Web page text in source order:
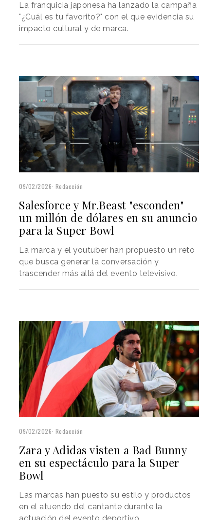
La franquicia japonesa ha lanzado la campaña
"¿Cuál es tu favorito?" con el que evidencia su
impacto cultural y de marca.
09/02/2026 Redacción
Salesforce y Mr.Beast "esconden"
un millón de dólares en su anuncio
para la Super Bowl
La marca y el youtuber han propuesto un reto
que busca generar la conversación y
trascender más allá del evento televisivo.
09/02/2026 Redacción
Zara y Adidas visten a Bad Bunny
en su espectáculo para la Super
Bowl
Las marcas han puesto su estilo y productos
en el atuendo del cantante durante la